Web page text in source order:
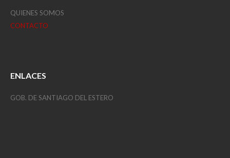
QUIENES SOMOS
CONTACTO
ENLACES
GOB. DE SANTIAGO DEL ESTERO